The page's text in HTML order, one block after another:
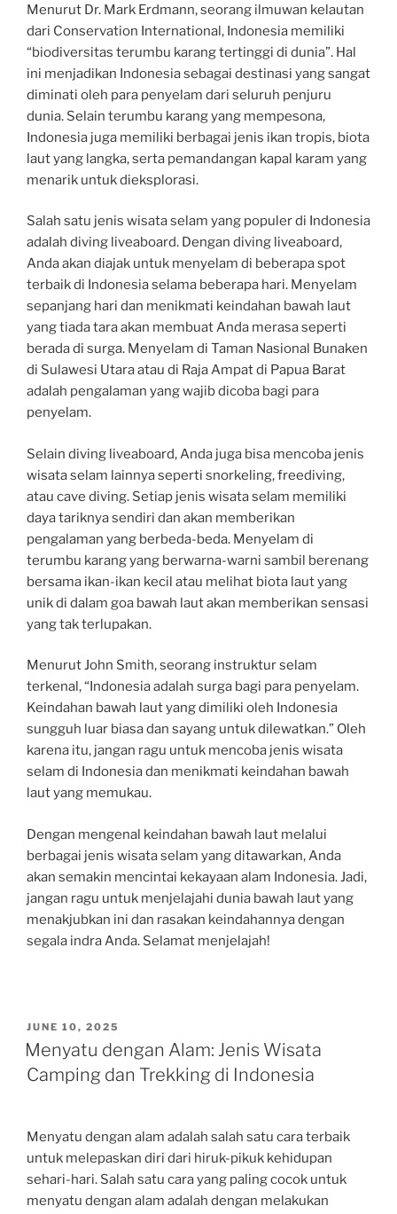
Menurut Dr. Mark Erdmann, seorang ilmuwan kelautan
dari Conservation International, Indonesia memiliki
“biodiversitas terumbu karang tertinggi di dunia”. Hal
ini menjadikan Indonesia sebagai destinasi yang sangat
diminati oleh para penyelam dari seluruh penjuru
dunia. Selain terumbu karang yang mempesona,
Indonesia juga memiliki berbagai jenis ikan tropis, biota
laut yang langka, serta pemandangan kapal karam yang
menarik untuk dieksplorasi.
Salah satu jenis wisata selam yang populer di Indonesia
adalah diving liveaboard. Dengan diving liveaboard,
Anda akan diajak untuk menyelam di beberapa spot
terbaik di Indonesia selama beberapa hari. Menyelam
sepanjang hari dan menikmati keindahan bawah laut
yang tiada tara akan membuat Anda merasa seperti
berada di surga. Menyelam di Taman Nasional Bunaken
di Sulawesi Utara atau di Raja Ampat di Papua Barat
adalah pengalaman yang wajib dicoba bagi para
penyelam.
Selain diving liveaboard, Anda juga bisa mencoba jenis
wisata selam lainnya seperti snorkeling, freediving,
atau cave diving. Setiap jenis wisata selam memiliki
daya tariknya sendiri dan akan memberikan
pengalaman yang berbeda-beda. Menyelam di
terumbu karang yang berwarna-warni sambil berenang
bersama ikan-ikan kecil atau melihat biota laut yang
unik di dalam goa bawah laut akan memberikan sensasi
yang tak terlupakan.
Menurut John Smith, seorang instruktur selam
terkenal, “Indonesia adalah surga bagi para penyelam.
Keindahan bawah laut yang dimiliki oleh Indonesia
sungguh luar biasa dan sayang untuk dilewatkan.” Oleh
karena itu, jangan ragu untuk mencoba jenis wisata
selam di Indonesia dan menikmati keindahan bawah
laut yang memukau.
Dengan mengenal keindahan bawah laut melalui
berbagai jenis wisata selam yang ditawarkan, Anda
akan semakin mencintai kekayaan alam Indonesia. Jadi,
jangan ragu untuk menjelajahi dunia bawah laut yang
menakjubkan ini dan rasakan keindahannya dengan
segala indra Anda. Selamat menjelajah!
POSTED
ON
JUNE 10, 2025
Menyatu dengan Alam: Jenis Wisata
Camping dan Trekking di Indonesia
Menyatu dengan alam adalah salah satu cara terbaik
untuk melepaskan diri dari hiruk-pikuk kehidupan
sehari-hari. Salah satu cara yang paling cocok untuk
menyatu dengan alam adalah dengan melakukan